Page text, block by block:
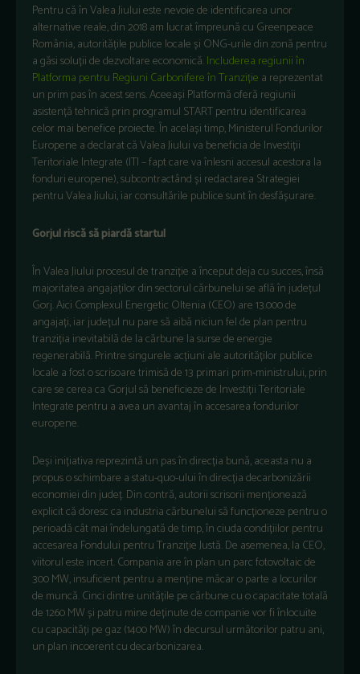
Pentru că în Valea Jiului este nevoie de identificarea unor
alternative reale, din 2018 am lucrat împreună cu Greenpeace
România, autoritățile publice locale și ONG-urile din zonă pentru
a găsi soluții de dezvoltare economică.Includerea regiunii în
Platforma pentru Regiuni Carbonifere în Tranziție a reprezentat
un prim pas în acest sens. Aceeași Platformă oferă regiunii
asistență tehnică prin programul START pentru identificarea
celor mai benefice proiecte. În același timp, Ministerul Fondurilor
Europene a declarat că Valea Jiului va beneficia de Investiții
Teritoriale Integrate (ITI – fapt care va înlesni accesul acestora la
fonduri europene), subcontractând și redactarea Strategiei
pentru Valea Jiului, iar consultările publice sunt în desfășurare.
Gorjul riscă să piardă startul
În Valea Jiului procesul de tranziție a început deja cu succes, însă
majoritatea angajaților din sectorul cărbunelui se află în județul
Gorj. Aici Complexul Energetic Oltenia (CEO) are 13.000 de
angajați, iar județul nu pare să aibă niciun fel de plan pentru
tranziția inevitabilă de la cărbune la surse de energie
regenerabilă. Printre singurele acțiuni ale autorităților publice
locale a fost o scrisoare trimisă de 13 primari prim-ministrului, prin
care se cerea ca Gorjul să beneficieze de Investiții Teritoriale
Integrate pentru a avea un avantaj în accesarea fondurilor
europene.
Deși inițiativa reprezintă un pas în direcția bună, aceasta nu a
propus o schimbare a statu-quo-ului în direcția decarbonizării
economiei din județ. Din contră, autorii scrisorii menționează
explicit că doresc ca industria cărbunelui să funcționeze pentru o
perioadă cât mai îndelungată de timp, în ciuda condițiilor pentru
accesarea Fondului pentru Tranziție Justă. De asemenea, la CEO,
viitorul este incert. Compania are în plan un parc fotovoltaic de
300 MW, insuficient pentru a menține măcar o parte a locurilor
de muncă. Cinci dintre unitățile pe cărbune cu o capacitate totală
de 1260 MW și patru mine deținute de companie vor fi înlocuite
cu capacități pe gaz (1400 MW) în decursul următorilor patru ani,
un plan incoerent cu decarbonizarea.